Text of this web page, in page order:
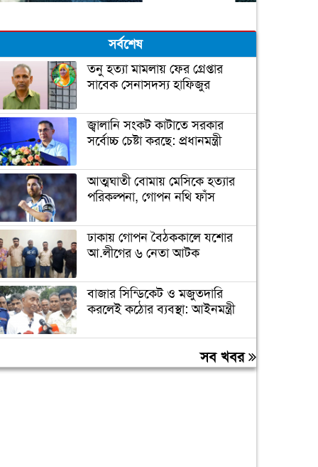
সর্বশেষ
তনু হত্যা মামলায় ফের গ্রেপ্তার
সাবেক সেনাসদস্য হাফিজুর
জ্বালানি সংকট কাটাতে সরকার
সর্বোচ্চ চেষ্টা করছে: প্রধানমন্ত্রী
আত্মঘাতী বোমায় মেসিকে হত্যার
পরিকল্পনা, গোপন নথি ফাঁস
ঢাকায় গোপন বৈঠককালে যশোর
আ.লীগের ৬ নেতা আটক
বাজার সিন্ডিকেট ও মজুতদারি
করলেই কঠোর ব্যবস্থা: আইনমন্ত্রী
ফের বাড়ল স্বর্ণের দাম, ভরি ২ লাখ
৩৪ হাজার টাকা ছাড়াল সব খবর